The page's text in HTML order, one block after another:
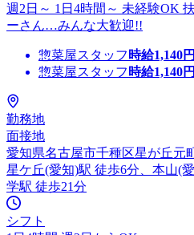
週2日～ 1日4時間～ 未経験OK
ーさん…みんな大歓迎!!
惣菜屋スタッフ 時給1,140
惣菜屋スタッフ 時給1,140
勤務地
面接地
愛知県名古屋市千種区星が丘元
星ケ丘(愛知)駅 徒歩6分、本山(
学駅 徒歩21分
シフト